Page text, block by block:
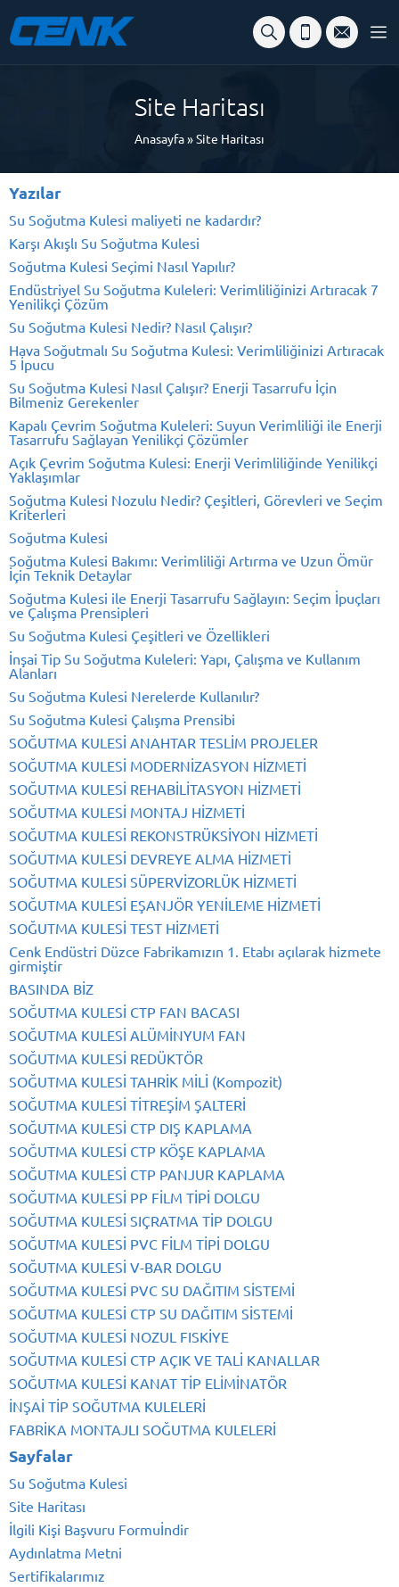
Site Haritası
Anasayfa»Site Haritası
Yazılar
Su Soğutma Kulesi maliyeti ne kadardır?
Karşı Akışlı Su Soğutma Kulesi
Soğutma Kulesi Seçimi Nasıl Yapılır?
Endüstriyel Su Soğutma Kuleleri: Verimliliğinizi Artıracak 7
Yenilikçi Çözüm
Su Soğutma Kulesi Nedir? Nasıl Çalışır?
Hava Soğutmalı Su Soğutma Kulesi: Verimliliğinizi Artıracak
5 İpucu
Su Soğutma Kulesi Nasıl Çalışır? Enerji Tasarrufu İçin
Bilmeniz Gerekenler
Kapalı Çevrim Soğutma Kuleleri: Suyun Verimliliği ile Enerji
Tasarrufu Sağlayan Yenilikçi Çözümler
Açık Çevrim Soğutma Kulesi: Enerji Verimliliğinde Yenilikçi
Yaklaşımlar
Soğutma Kulesi Nozulu Nedir? Çeşitleri, Görevleri ve Seçim
Kriterleri
Soğutma Kulesi
Soğutma Kulesi Bakımı: Verimliliği Artırma ve Uzun Ömür
İçin Teknik Detaylar
Soğutma Kulesi ile Enerji Tasarrufu Sağlayın: Seçim İpuçları
ve Çalışma Prensipleri
Su Soğutma Kulesi Çeşitleri ve Özellikleri
İnşai Tip Su Soğutma Kuleleri: Yapı, Çalışma ve Kullanım
Alanları
Su Soğutma Kulesi Nerelerde Kullanılır?
Su Soğutma Kulesi Çalışma Prensibi
SOĞUTMA KULESİ ANAHTAR TESLİM PROJELER
SOĞUTMA KULESİ MODERNİZASYON HİZMETİ
SOĞUTMA KULESİ REHABİLİTASYON HİZMETİ
SOĞUTMA KULESİ MONTAJ HİZMETİ
SOĞUTMA KULESİ REKONSTRÜKSİYON HİZMETİ
SOĞUTMA KULESİ DEVREYE ALMA HİZMETİ
SOĞUTMA KULESİ SÜPERVİZORLÜK HİZMETİ
SOĞUTMA KULESİ EŞANJÖR YENİLEME HİZMETİ
SOĞUTMA KULESİ TEST HİZMETİ
Cenk Endüstri Düzce Fabrikamızın 1. Etabı açılarak hizmete
girmiştir
BASINDA BİZ
SOĞUTMA KULESİ CTP FAN BACASI
SOĞUTMA KULESİ ALÜMİNYUM FAN
SOĞUTMA KULESİ REDÜKTÖR
SOĞUTMA KULESİ TAHRİK MİLİ (Kompozit)
SOĞUTMA KULESİ TİTREŞİM ŞALTERİ
SOĞUTMA KULESİ CTP DIŞ KAPLAMA
SOĞUTMA KULESİ CTP KÖŞE KAPLAMA
SOĞUTMA KULESİ CTP PANJUR KAPLAMA
SOĞUTMA KULESİ PP FİLM TİPİ DOLGU
SOĞUTMA KULESİ SIÇRATMA TİP DOLGU
SOĞUTMA KULESİ PVC FİLM TİPİ DOLGU
SOĞUTMA KULESİ V-BAR DOLGU
SOĞUTMA KULESİ PVC SU DAĞITIM SİSTEMİ
SOĞUTMA KULESİ CTP SU DAĞITIM SİSTEMİ
SOĞUTMA KULESİ NOZUL FISKİYE
SOĞUTMA KULESİ CTP AÇIK VE TALİ KANALLAR
SOĞUTMA KULESİ KANAT TİP ELİMİNATÖR
İNŞAİ TİP SOĞUTMA KULELERİ
FABRİKA MONTAJLI SOĞUTMA KULELERİ
Sayfalar
Su Soğutma Kulesi
Site Haritası
İlgili Kişi Başvuru Formuİndir
Aydınlatma Metni
Sertifikalarımız